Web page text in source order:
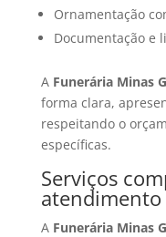
Ornamentação
Documentação e
A Funerária Minas
forma clara,
respeitando o
específicas.
Serviços
A Funerária Minas